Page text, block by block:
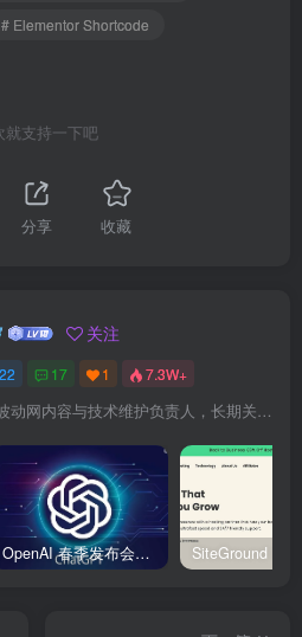
# Elementor Shortcode
就支持一下吧
分享 收藏
关注
17 1 7.3W+
Harry，光子波动网内容与技术维护负责人，长期关注 WordPress、Elementor、WooCommerce、网站报错修复、性能优化、SEO 内容排期与结构化数据优化。擅长把复杂的网站故障拆成可执行的排查步骤，并持续维护 361sale.com 的 WordPress 实战教程知识库。
OpenAI 春季发布会：全新 GPT-4o 多模态模型发布，实时互动及免费用户升级全面开启